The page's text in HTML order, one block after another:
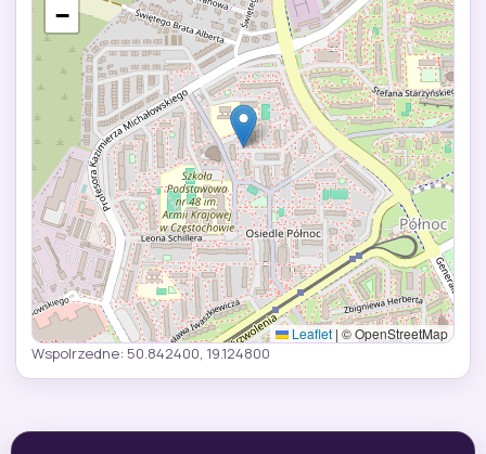
−
Leaflet | © OpenStreetMap
Wspolrzedne: 50.842400, 19.124800